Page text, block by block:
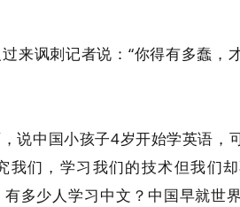
来讽刺记者说：“你得有多蠢，
说中国小孩子4岁开始学英语，
我们，学习我们的技术但我们
多少人学习中文？中国早就世